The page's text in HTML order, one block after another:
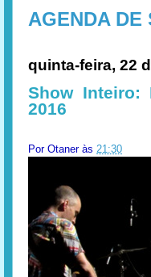
AGENDA DE
quinta-feira, 22
Show Inteiro:
2016
Por Otaner às 21:30